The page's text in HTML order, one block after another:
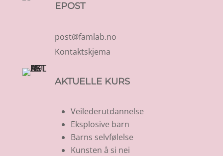
EPOST
post@famlab.no
Kontaktskjema
AKTUELLE KURS
Veilederutdannelse
Eksplosive barn
Barns selvfølelse
Kunsten å si nei